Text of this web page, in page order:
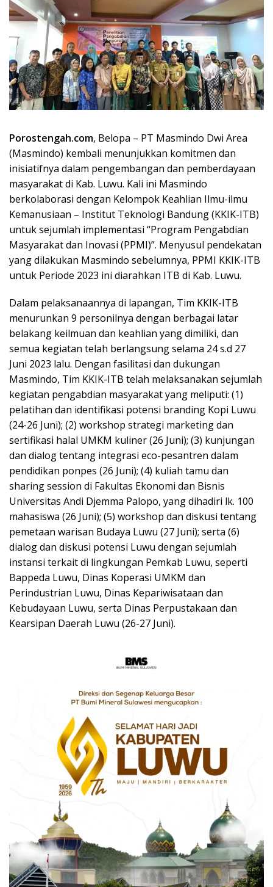
Porostengah.com, Belopa – PT Masmindo Dwi Area
(Masmindo) kembali menunjukkan komitmen dan
inisiatifnya dalam pengembangan dan pemberdayaan
masyarakat di Kab. Luwu. Kali ini Masmindo
berkolaborasi dengan Kelompok Keahlian Ilmu-ilmu
Kemanusiaan – Institut Teknologi Bandung (KKIK-ITB)
untuk sejumlah implementasi “Program Pengabdian
Masyarakat dan Inovasi (PPMI)”. Menyusul pendekatan
yang dilakukan Masmindo sebelumnya, PPMI KKIK-ITB
untuk Periode 2023 ini diarahkan ITB di Kab. Luwu.
Dalam pelaksanaannya di lapangan, Tim KKIK-ITB
menurunkan 9 personilnya dengan berbagai latar
belakang keilmuan dan keahlian yang dimiliki, dan
semua kegiatan telah berlangsung selama 24 s.d 27
Juni 2023 lalu. Dengan fasilitasi dan dukungan
Masmindo, Tim KKIK-ITB telah melaksanakan sejumlah
kegiatan pengabdian masyarakat yang meliputi: (1)
pelatihan dan identifikasi potensi branding Kopi Luwu
(24-26 Juni); (2) workshop strategi marketing dan
sertifikasi halal UMKM kuliner (26 Juni); (3) kunjungan
dan dialog tentang integrasi eco-pesantren dalam
pendidikan ponpes (26 Juni); (4) kuliah tamu dan
sharing session di Fakultas Ekonomi dan Bisnis
Universitas Andi Djemma Palopo, yang dihadiri lk. 100
mahasiswa (26 Juni); (5) workshop dan diskusi tentang
pemetaan warisan Budaya Luwu (27 Juni); serta (6)
dialog dan diskusi potensi Luwu dengan sejumlah
instansi terkait di lingkungan Pemkab Luwu, seperti
Bappeda Luwu, Dinas Koperasi UMKM dan
Perindustrian Luwu, Dinas Kepariwisataan dan
Kebudayaan Luwu, serta Dinas Perpustakaan dan
Kearsipan Daerah Luwu (26-27 Juni).